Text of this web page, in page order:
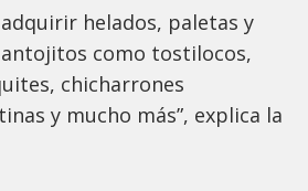
helados, paletas y
como tostilocos,
chicharrones
y mucho más”, explica la